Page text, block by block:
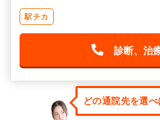
駅チカ
診断、治
どの通院先を選